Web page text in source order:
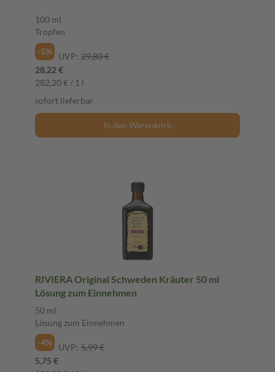
100 ml
Tropfen
-5%
UVP: 29,80 €
28,22 €
282,20 € / 1 l
sofort lieferbar
In den Warenkorb
RIVIERA Original Schweden Kräuter 50 ml
Lösung zum Einnehmen
50 ml
Lösung zum Einnehmen
-4%
UVP: 5,99 €
5,75 €